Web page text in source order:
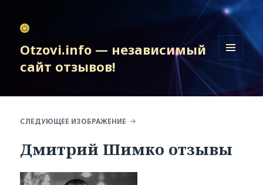
Otzovi.info — независимый
сайт отзывов!
СЛЕДУЮЩЕЕ ИЗОБРАЖЕНИЕ
Дмитрий Шимко отзывы